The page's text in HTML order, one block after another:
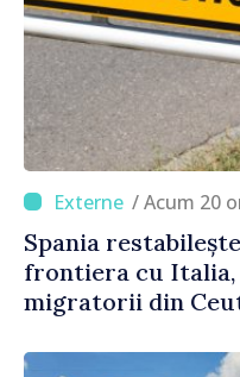
/ Acum 20
Spania
frontiera cu Italia,
migratorii din